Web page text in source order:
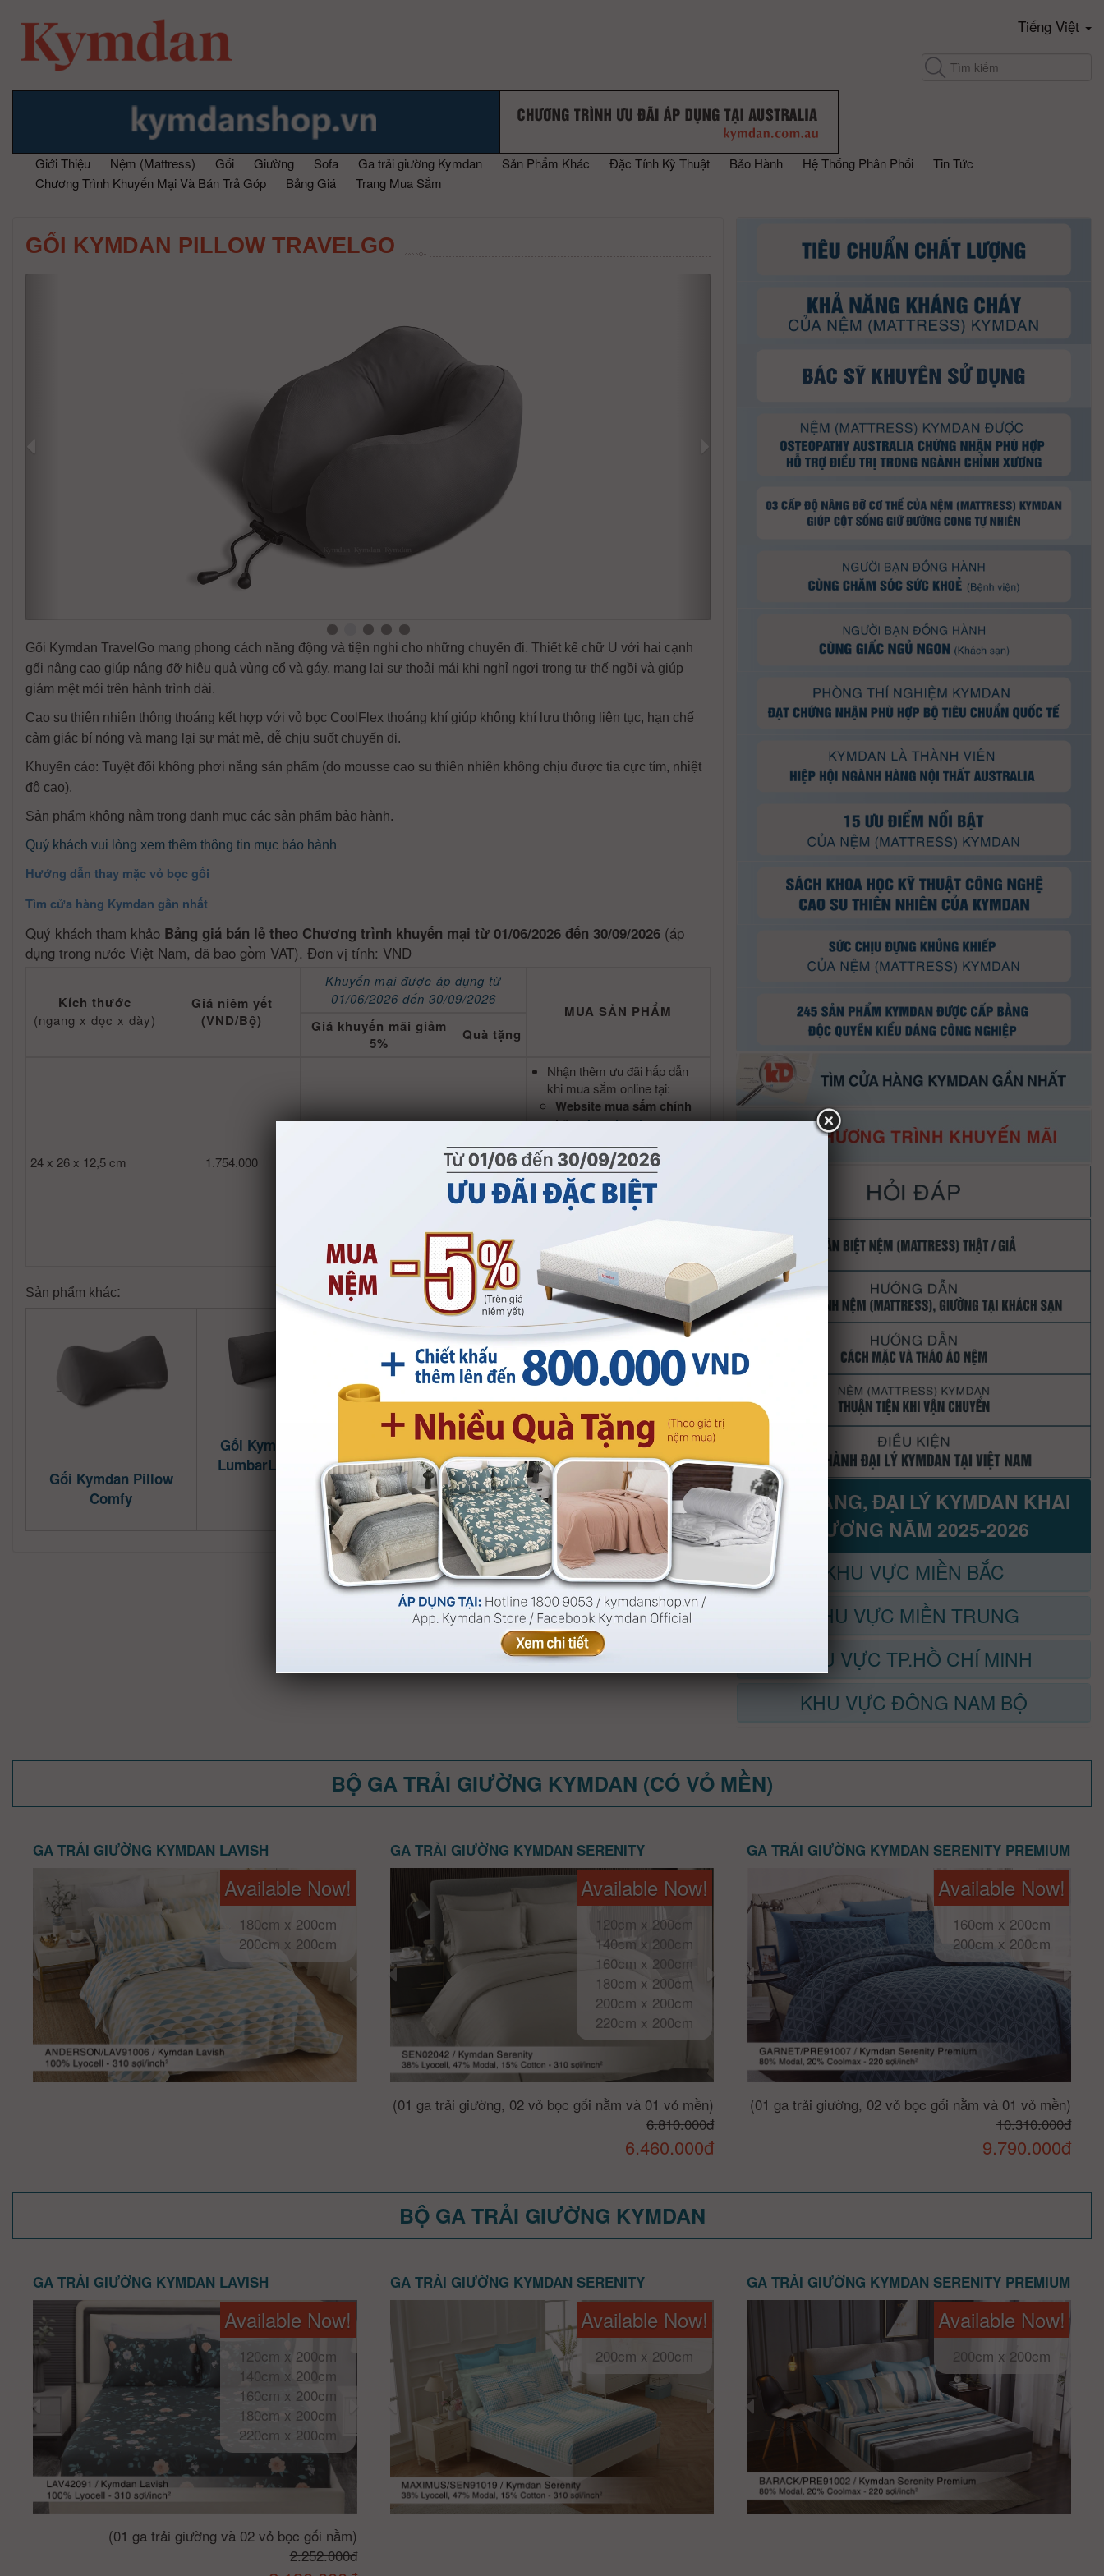
Tiếng Việt
Giới Thiệu Nệm (Mattress) Gối Giường Sofa Ga trải giường Kymdan Sản Phẩm Khác Đặc Tính Kỹ Thuật Bảo Hành Hệ Thống Phân Phối
Tin Tức
Chương Trình Khuyến Mại Và Bán Trả Góp
Bảng Giá Trang Mua Sắm
GỐI KYMDAN PILLOW TRAVELGO
Gối Kymdan TravelGo mang phong cách năng động và tiện nghi cho những chuyến đi. Thiết kế chữ U với hai cạnh
gối nâng cao giúp nâng đỡ hiệu quả vùng cổ và gáy, mang lại sự thoải mái khi nghỉ ngơi trong tư thế ngồi và giúp
giảm mệt mỏi trên hành trình dài.
Cao su thiên nhiên thông thoáng kết hợp với vỏ bọc CoolFlex thoáng khí giúp không khí lưu thông liên tục, hạn chế
cảm giác bí nóng và mang lại sự mát mẻ, dễ chịu suốt chuyến đi.
Khuyến cáo: Tuyệt đối không phơi nắng sản phẩm (do mousse cao su thiên nhiên không chịu được tia cực tím, nhiệt
độ cao).
Sản phẩm không nằm trong danh mục các sản phẩm bảo hành.
Quý khách vui lòng xem thêm thông tin mục bảo hành
Hướng dẫn thay mặc vỏ bọc gối
Tìm cửa hàng Kymdan gần nhất
Quý khách tham khảo Bảng giá bán lẻ theo Chương trình khuyến mại từ 01/06/2026 đến 30/09/2026 (áp
dụng trong nước Việt Nam, đã bao gồm VAT). Đơn vị tính: VND
Kích thước
(ngang x dọc x dày)
Giá niêm yết
(VND/Bộ)
Khuyến mại được áp dụng từ
01/06/2026 đến 30/09/2026
MUA SẢN PHẨM
Giá khuyến mãi giảm
5%
Quà tặng
24 x 26 x 12,5 cm 1.754.000
Nhận thêm ưu đãi hấp dẫn
khi mua sắm online tại:
Website mua sắm chính
hãngkymdanshop.vn
Tổng đài1800 9053
Hỗ trợ trả góp 0% lãi suất qua
thẻ tín dụng (credit card)
(Xem chi tiết)
Tìm cửa hàng Kymdan gần
Sản phẩm khác:
Gối Kymdan Pillow
Comfy
Gối Kymdan Pillow
LumbarLatex Travel
TravelMax
Gối Kymdan Pillow GO
CỬA HÀNG, ĐẠI LÝ KYMDAN KHAI
TRƯƠNG NĂM 2025-2026
KHU VỰC MIỀN BẮC
KHU VỰC MIỀN TRUNG
KHU VỰC TP.HỒ CHÍ MINH
KHU VỰC ĐÔNG NAM BỘ
BỘ GA TRẢI GIƯỜNG KYMDAN (CÓ VỎ MỀN)
GA TRẢI GIƯỜNG KYMDAN LAVISH
Available Now!
180cm x 200cm
200cm x 200cm
GA TRẢI GIƯỜNG KYMDAN SERENITY
Available Now!
120cm x 200cm
140cm x 200cm
160cm x 200cm
180cm x 200cm
200cm x 200cm
220cm x 200cm
(01 ga trải giường, 02 vỏ bọc gối nằm và 01 vỏ mền)
6.810.000đ
6.460.000đ
GA TRẢI GIƯỜNG KYMDAN SERENITY PREMIUM
Available Now!
160cm x 200cm
200cm x 200cm
(01 ga trải giường, 02 vỏ bọc gối nằm và 01 vỏ mền)
10.310.000đ
9.790.000đ
BỘ GA TRẢI GIƯỜNG KYMDAN
GA TRẢI GIƯỜNG KYMDAN LAVISH
Available Now!
120cm x 200cm
140cm x 200cm
160cm x 200cm
180cm x 200cm
220cm x 200cm
(01 ga trải giường và 02 vỏ bọc gối nằm)
2.252.000đ
GA TRẢI GIƯỜNG KYMDAN SERENITY
Available Now!
200cm x 200cm
GA TRẢI GIƯỜNG KYMDAN SERENITY PREMIUM
Available Now!
200cm x 200cm